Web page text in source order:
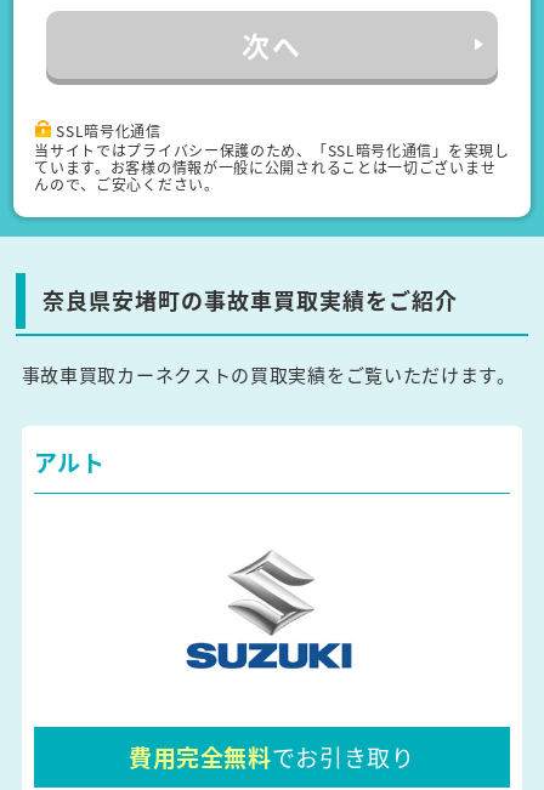
次へ
SSL暗号化通信
当サイトではプライバシー保護のため、「SSL暗号化通信」を実現し
ています。お客様の情報が一般に公開されることは一切ございませ
んので、ご安心ください。
奈良県安堵町の事故車買取実績をご紹介
事故車買取カーネクストの買取実績をご覧いただけます。
アルト
費用完全無料でお引き取り